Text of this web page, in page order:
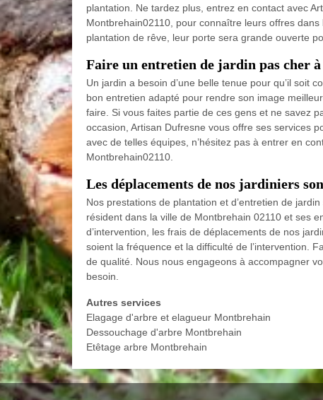
plantation. Ne tardez plus, entrez en contact avec
Montbrehain02110, pour connaître leurs offres
plantation de rêve, leur porte sera grande ouverte
Faire un entretien de jardin pas cher
Un jardin a besoin d’une belle tenue pour qu’il soit
bon entretien adapté pour rendre son image
faire. Si vous faites partie de ces gens et ne savez
occasion, Artisan Dufresne vous offre ses services
avec de telles équipes, n’hésitez pas à entrer en
Montbrehain02110.
Les déplacements de nos jardiniers
Nos prestations de plantation et d’entretien de
résident dans la ville de Montbrehain 02110 et ses
d’intervention, les frais de déplacements de nos
soient la fréquence et la difficulté de l’intervention.
de qualité. Nous nous engageons à accompagner
besoin.
Autres services
Elagage d'arbre et elagueur Montbrehain
Dessouchage d'arbre Montbrehain
Etêtage arbre Montbrehain